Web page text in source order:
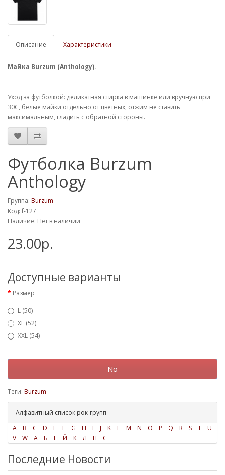
Описание Характеристики
Майка Burzum (Anthology).
Уход за футболкой: деликатная стирка в машинке или вручную при
30С, белые майки отдельно от цветных, отжим не ставить
максимальным, гладить с обратной стороны.
Футболка Burzum
Anthology
Группа: Burzum
Код: f-127
Наличие: Нет в наличии
23.00р.
Доступные варианты
Размер
L (50)
XL (52)
XXL (54)
No
Теги: Burzum
Алфавитный список рок-групп
A
B C D E F G H I J K L M N O P Q R S T
U
V
W А Б Г Й К Л П С
Последние Новости